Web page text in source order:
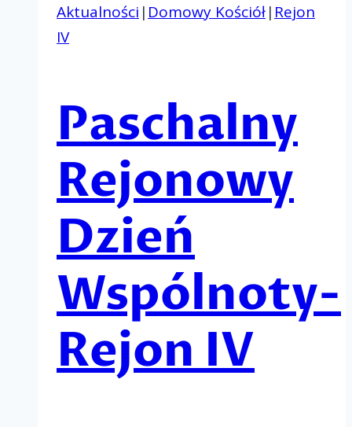
Aktualności | Domowy Kościół| Rejon
IV
Paschalny
Rejonowy
Dzień
Wspólnoty-
Rejon IV